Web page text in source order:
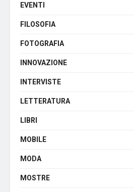
EVENTI
FILOSOFIA
FOTOGRAFIA
INNOVAZIONE
INTERVISTE
LETTERATURA
LIBRI
MOBILE
MODA
MOSTRE